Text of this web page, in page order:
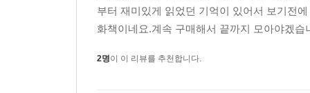
부터 재미있게 읽었던 기억이 있어서 보기전
화책이네요.계속 구매해서 끝까지 모아야겠
2명이 이 리뷰를 추천합니다.